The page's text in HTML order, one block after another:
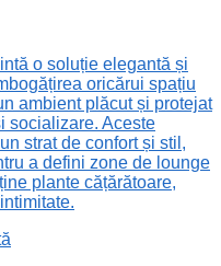
o soluție elegantă și
oricărui spațiu
ambient plăcut și protejat
socializare. Aceste
strat de confort și stil,
a defini zone de lounge
plante cățărătoare,